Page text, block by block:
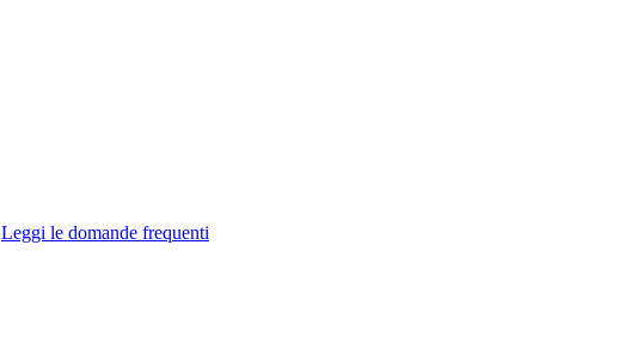
Leggi le domande frequenti